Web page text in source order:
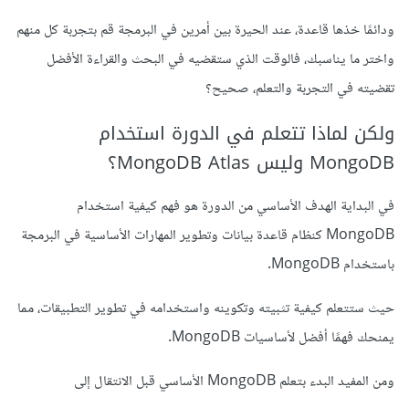
ودائمًا خذها قاعدة، عند الحيرة بين أمرين في البرمجة قم بتجربة كل منهم
واختر ما يناسبك، فالوقت الذي ستقضيه في البحث والقراءة الأفضل
تقضيته في التجربة والتعلم، صحيح؟
ولكن لماذا تتعلم في الدورة استخدام
MongoDB وليس MongoDB Atlas؟
في البداية الهدف الأساسي من الدورة هو فهم كيفية استخدام
MongoDB كنظام قاعدة بيانات وتطوير المهارات الأساسية في البرمجة
باستخدام MongoDB.
حيث ستتعلم كيفية تثبيته وتكوينه واستخدامه في تطوير التطبيقات، مما
يمنحك فهمًا أفضل لأساسيات MongoDB.
ومن المفيد البدء بتعلم MongoDB الأساسي قبل الانتقال إلى